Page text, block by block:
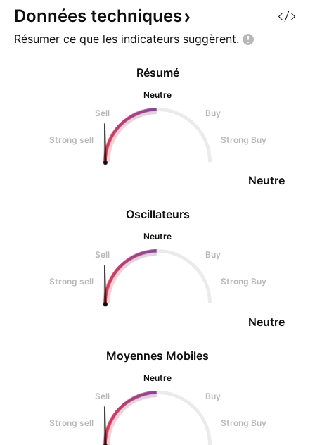
seulement
depuis son
Données techniques
Résumer ce que les indicateurs suggèrent.
Oscillateurs
Neutre
Sell
Buy
Strong sell Strong Buy
Neutre
Résumé
Neutre
Sell
Buy
Strong sell Strong Buy
Neutre
Moyennes Mobiles
Neutre
Sell
Buy
Strong sell Strong Buy